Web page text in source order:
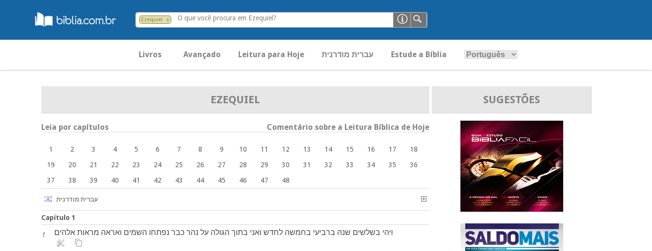
Ezequiel x O que você procura em Ezequiel?
Livros Avançado Leitura para Hoje עברית מודרנית Estude a Bíblia
EZEQUIEL
Leia por capítulos Comentário sobre a Leitura Bíblica de Hoje
1 2 3 4 5 6 7 8 9 10 11 12 13 14 15 16 17
18
19
20 21 22 23 24 25 26 27 28 29 30 31 32 33 34 35
36
37
38 39 40 41 42 43 44 45 46 47 48
עברית מודרנית
Capítulo 1
1 ויהי בשלשים שנה ברביעי בחמשה לחדש ואני בתוך הגולה על נהר כבר נפתחו השמים ואראה מראות אלהים׃
SUGESTÕES